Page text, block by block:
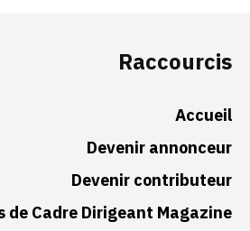
Raccourcis
Accueil
Devenir annonceur
Devenir contributeur
de Cadre Dirigeant Magazine